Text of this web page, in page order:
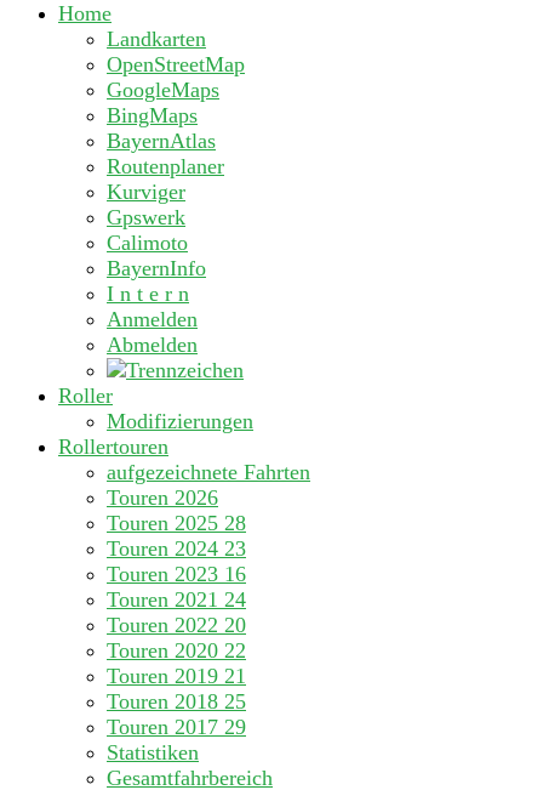
Home
Landkarten
OpenStreetMap
GoogleMaps
BingMaps
BayernAtlas
Routenplaner
Kurviger
Gpswerk
Calimoto
BayernInfo
I n t e r n
Anmelden
Abmelden
Roller
Modifizierungen
Rollertouren
aufgezeichnete Fahrten
Touren 2026
Touren 2025 28
Touren 2024 23
Touren 2023 16
Touren 2021 24
Touren 2022 20
Touren 2020 22
Touren 2019 21
Touren 2018 25
Touren 2017 29
Statistiken
Gesamtfahrbereich